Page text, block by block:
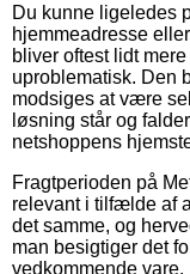
Du kunne ligeledes
hjemmeadresse
bliver oftest lidt
uproblematisk. Den
modsiges at være
løsning står og
netshoppens
Fragtperioden på
relevant i tilfælde af
det samme, og
man besigtiger det
vedkommende vare.